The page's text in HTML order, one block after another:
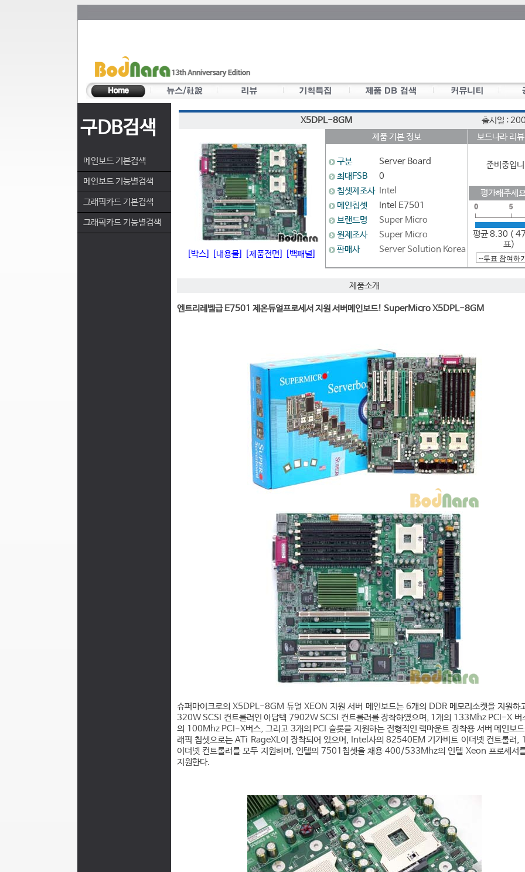
구DB검색
메인보드 기본검색
메인보드 기능별검색
그래픽카드 기본검색
그래픽카드 기능별검색
X5DPL-8GM 출시일 :
[박스] [내용물] [제품전면] [백패널]
제품 기본 정보 보드나라 리
구분
Server Board
최대FSB
0
칩셋제조사
Intel
메인칩셋
Intel E7501
브랜드명
Super Micro
원제조사
Super Micro
판매사
Server Solution Korea
준비중입
평가해주세
평균 8.30 (
표)
제품소개
엔트리레벨급 E7501 제온듀얼프로세서 지원 서버메인보드! SuperMicro X5DPL-8GM
슈퍼마이크로의 X5DPL-8GM 듀얼 XEON 지원 서버 메인보드는 6개의 DDR 메모리소켓을 지원하
320W SCSI 컨트롤러인 아답텍 7902W SCSI 컨트롤러를 장착하였으며, 1개의 133Mhz PCI-X 버
의 100Mhz PCI-X버스, 그리고 3개의 PCI 슬롯을 지원하는 전형적인 랙마운트 장착용 서버 메인보
래픽 칩셋으로는 ATi RageXL이 장착되어 있으며, Intel사의 82540EM 기가비트 이더넷 컨트롤러
이더넷 컨트롤러를 모두 지원하며, 인텔의 7501칩셋을 채용 400/533Mhz의 인텔 Xeon 프로세서
지원한다.